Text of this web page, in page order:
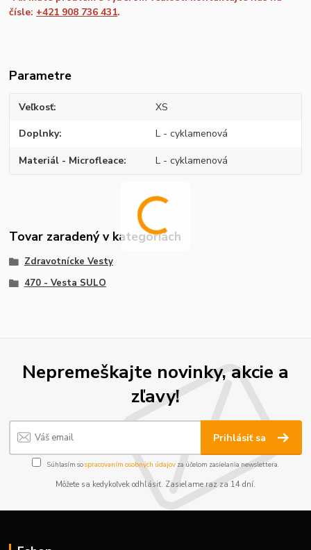
čísle: +421 908 736 431.
Parametre
Veľkosť XS
Doplnky L - cyklamenová
Materiál - Microfleace L - cyklamenová
Tovar zaradený v kategóriách
Zdravotnícke Vesty
470 - Vesta SULO
Nepremeškajte novinky, akcie a
zľavy!
Prihlásiť sa
Súhlasím sospracovaním osobných údajov za účelom zasielania newslettera.
Môžete sa kedykoľvek odhlásiť. Zasielame raz za 14 dní.